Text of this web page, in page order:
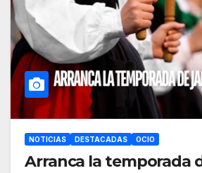
NOTICIAS DESTACADAS OCIO
Arranca la temporada